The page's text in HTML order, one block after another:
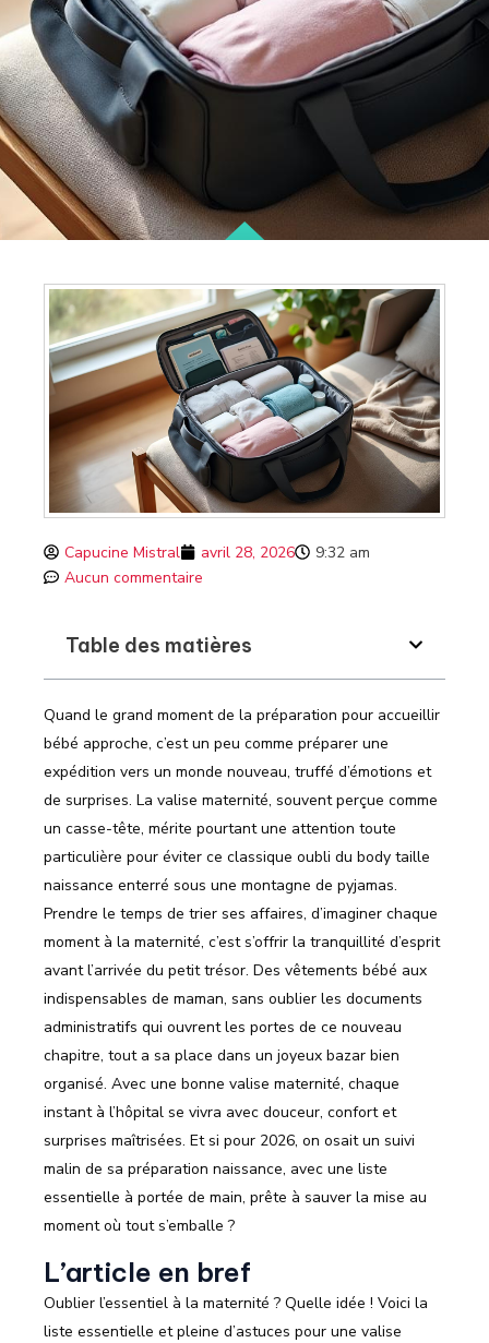
Capucine Mistral avril 28, 2026
9:32 am
Aucun commentaire
Table des matières
Quand le grand moment de la préparation pour accueillir
bébé approche, c’est un peu comme préparer une
expédition vers un monde nouveau, truffé d’émotions et
de surprises. La valise maternité, souvent perçue comme
un casse-tête, mérite pourtant une attention toute
particulière pour éviter ce classique oubli du body taille
naissance enterré sous une montagne de pyjamas.
Prendre le temps de trier ses affaires, d’imaginer chaque
moment à la maternité, c’est s’offrir la tranquillité d’esprit
avant l’arrivée du petit trésor. Des vêtements bébé aux
indispensables de maman, sans oublier les documents
administratifs qui ouvrent les portes de ce nouveau
chapitre, tout a sa place dans un joyeux bazar bien
organisé. Avec une bonne valise maternité, chaque
instant à l’hôpital se vivra avec douceur, confort et
surprises maîtrisées. Et si pour 2026, on osait un suivi
malin de sa préparation naissance, avec une liste
essentielle à portée de main, prête à sauver la mise au
moment où tout s’emballe ?
L’article en bref
Oublier l’essentiel à la maternité ? Quelle idée ! Voici la
liste essentielle et pleine d’astuces pour une valise